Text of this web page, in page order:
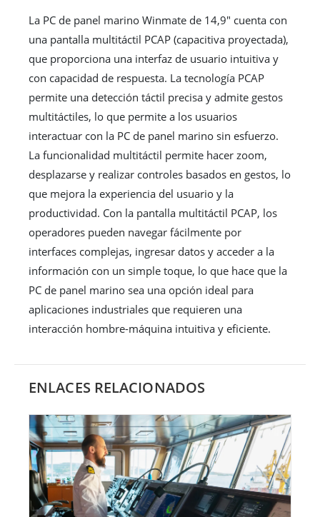
La PC de panel marino Winmate de 14,9" cuenta con
una pantalla multitáctil PCAP (capacitiva proyectada),
que proporciona una interfaz de usuario intuitiva y
con capacidad de respuesta. La tecnología PCAP
permite una detección táctil precisa y admite gestos
multitáctiles, lo que permite a los usuarios
interactuar con la PC de panel marino sin esfuerzo.
La funcionalidad multitáctil permite hacer zoom,
desplazarse y realizar controles basados ​​en gestos, lo
que mejora la experiencia del usuario y la
productividad. Con la pantalla multitáctil PCAP, los
operadores pueden navegar fácilmente por
interfaces complejas, ingresar datos y acceder a la
información con un simple toque, lo que hace que la
PC de panel marino sea una opción ideal para
aplicaciones industriales que requieren una
interacción hombre-máquina intuitiva y eficiente.
ENLACES RELACIONADOS